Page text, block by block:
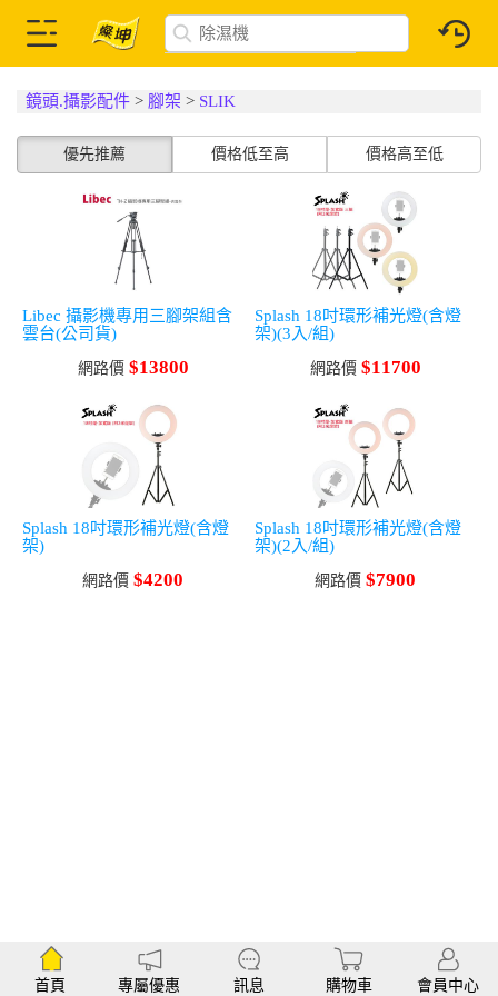
鏡頭.攝影配件 > 腳架 > SLIK
優先推薦 價格低至高 價格高至低
Libec 攝影機專用三腳架組含
雲台(公司貨)
網路價 $13800
Splash 18吋環形補光燈(含燈
架)(3入/組)
網路價 $11700
Splash 18吋環形補光燈(含燈
架)
網路價 $4200
Splash 18吋環形補光燈(含燈
架)(2入/組)
網路價 $7900
首頁 專屬優惠 訊息 購物車 會員中心